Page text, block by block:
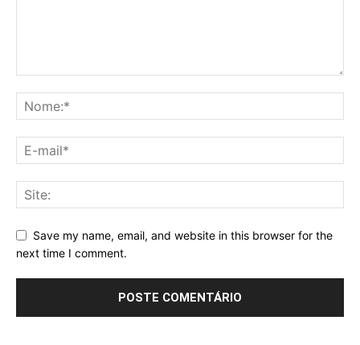
Save my name, email, and website in this browser for the
next time I comment.